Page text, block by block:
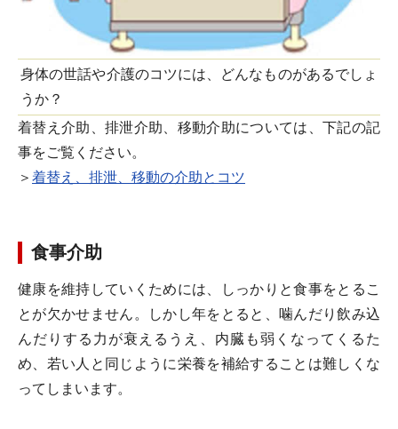
身体の世話や介護のコツには、どんなものがあるでしょ
うか？
着替え介助、排泄介助、移動介助については、下記の記
事をご覧ください。
＞ 着替え、排泄、移動の介助とコツ
食事介助
健康を維持していくためには、しっかりと食事をとるこ
とが欠かせません。しかし年をとると、噛んだり飲み込
んだりする力が衰えるうえ、内臓も弱くなってくるた
め、若い人と同じように栄養を補給することは難しくな
ってしまいます。